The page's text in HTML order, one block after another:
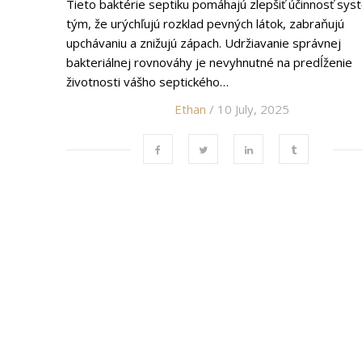
Tieto baktérie septiku pomáhajú zlepšiť účinnosť
tým, že urýchľujú rozklad pevných látok, zabraňujú
upchávaniu a znižujú zápach. Udržiavanie správnej
bakteriálnej rovnováhy je nevyhnutné na predĺženie
životnosti vášho septického…
Ethan / 10 July, 2025